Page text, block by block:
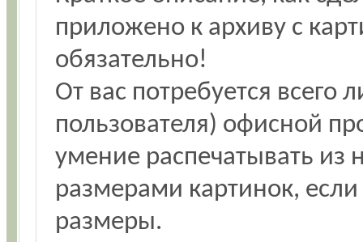
приложено к архиву с
обязательно!
От вас потребуется всего
пользователя) офисной
умение распечатывать из
размерами картинок,
размеры.